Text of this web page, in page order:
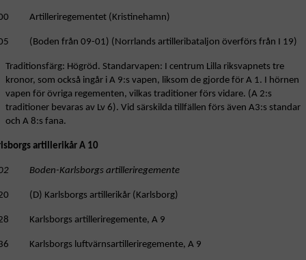
Artilleriregementet (Kristinehamn)
(Boden från 09-01) (Norrlands artilleribataljon överförs från I 19)
Traditionsfärg: Högröd. Standarvapen: I centrum Lilla riksvapnets tre
kronor, som också ingår i A 9:s vapen, liksom de gjorde för A 1. I hörnen
vapen för övriga regementen, vilkas traditioner förs vidare. (A 2:s
traditioner bevaras av Lv 6). Vid särskilda tillfällen förs även A3:s standar
och A 8:s fana.
artillerikår A 10
Boden-Karlsborgs artilleriregemente
(D) Karlsborgs artillerikår (Karlsborg)
Karlsborgs artilleriregemente, A 9
Karlsborgs luftvärnsartilleriregemente, A 9